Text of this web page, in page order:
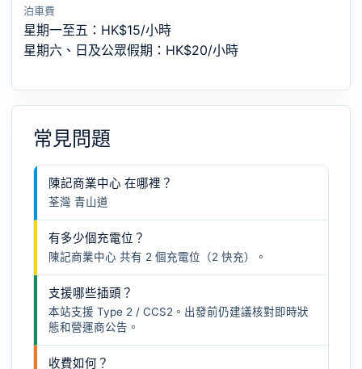
泊車費
星期一至五：HK$15/小時
星期六、日及公眾假期：HK$20/小時
常見問題
陳記商業中心 在哪裡？
荃灣 青山道
有多少個充電位？
陳記商業中心 共有 2 個充電位（2 快充）。
支援哪些插頭？
本站支援 Type 2 / CCS2。出發前仍建議核對即時狀
態和營運商公告。
收費如何？